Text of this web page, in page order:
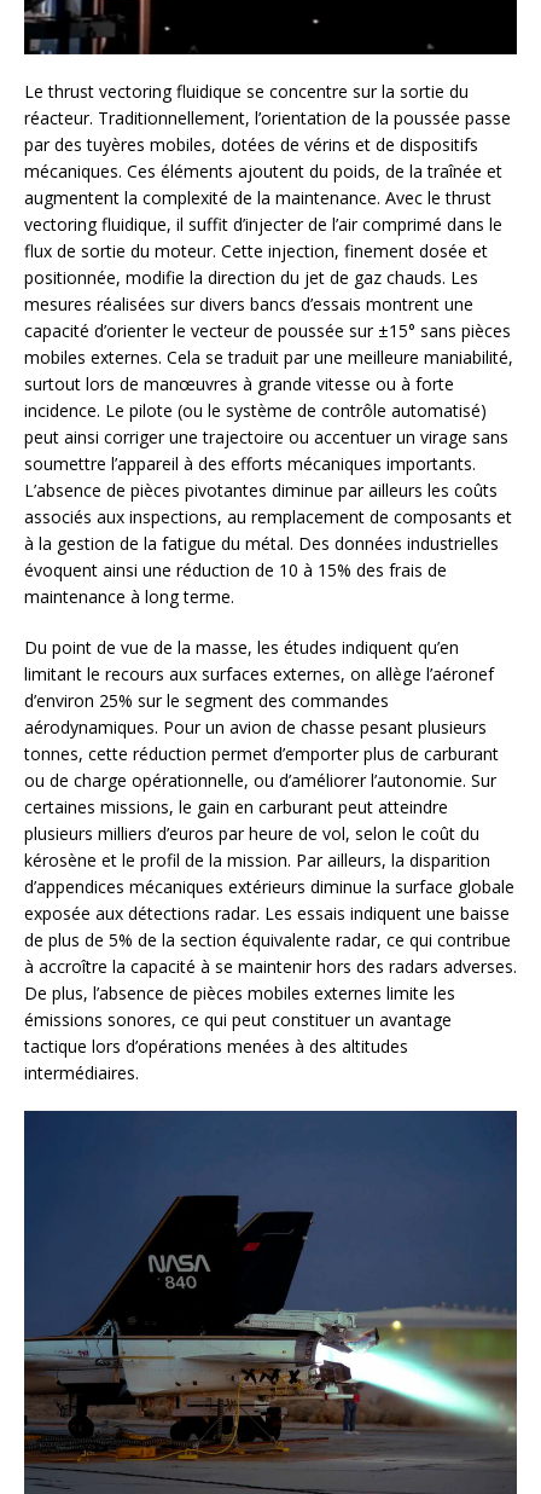
Le thrust vectoring fluidique se concentre sur la sortie du
réacteur. Traditionnellement, l’orientation de la poussée passe
par des tuyères mobiles, dotées de vérins et de dispositifs
mécaniques. Ces éléments ajoutent du poids, de la traînée et
augmentent la complexité de la maintenance. Avec le thrust
vectoring fluidique, il suffit d’injecter de l’air comprimé dans le
flux de sortie du moteur. Cette injection, finement dosée et
positionnée, modifie la direction du jet de gaz chauds. Les
mesures réalisées sur divers bancs d’essais montrent une
capacité d’orienter le vecteur de poussée sur ±15° sans pièces
mobiles externes. Cela se traduit par une meilleure maniabilité,
surtout lors de manœuvres à grande vitesse ou à forte
incidence. Le pilote (ou le système de contrôle automatisé)
peut ainsi corriger une trajectoire ou accentuer un virage sans
soumettre l’appareil à des efforts mécaniques importants.
L’absence de pièces pivotantes diminue par ailleurs les coûts
associés aux inspections, au remplacement de composants et
à la gestion de la fatigue du métal. Des données industrielles
évoquent ainsi une réduction de 10 à 15% des frais de
maintenance à long terme.
Du point de vue de la masse, les études indiquent qu’en
limitant le recours aux surfaces externes, on allège l’aéronef
d’environ 25% sur le segment des commandes
aérodynamiques. Pour un avion de chasse pesant plusieurs
tonnes, cette réduction permet d’emporter plus de carburant
ou de charge opérationnelle, ou d’améliorer l’autonomie. Sur
certaines missions, le gain en carburant peut atteindre
plusieurs milliers d’euros par heure de vol, selon le coût du
kérosène et le profil de la mission. Par ailleurs, la disparition
d’appendices mécaniques extérieurs diminue la surface globale
exposée aux détections radar. Les essais indiquent une baisse
de plus de 5% de la section équivalente radar, ce qui contribue
à accroître la capacité à se maintenir hors des radars adverses.
De plus, l’absence de pièces mobiles externes limite les
émissions sonores, ce qui peut constituer un avantage
tactique lors d’opérations menées à des altitudes
intermédiaires.